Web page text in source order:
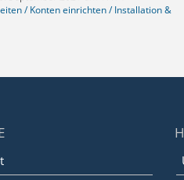
/ Konten einrichten / Installation &